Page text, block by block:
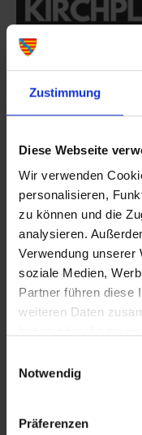
Zustimmung
Diese Webseite
Wir verwenden
personalisieren,
zu können und die
analysieren.
Verwendung unserer
soziale Medien,
Partner führen diese
weiteren Daten
Notwendig
Präferenzen
Begegnungen
Fotoausstellung
Batterie- und